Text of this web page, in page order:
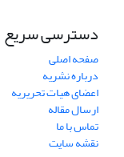
دسترسی سریع
صفحه اصلی
درباره نشریه
اعضای هیات تحریریه
ارسال مقاله
تماس با ما
نقشه سایت